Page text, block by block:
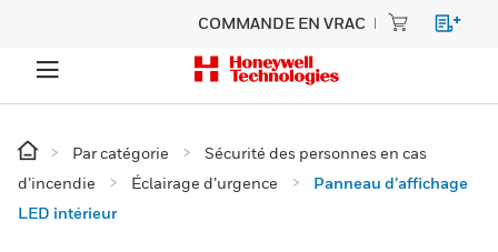
COMMANDE EN VRAC
Par catégorie
Sécurité des personnes en cas
d’incendie
Éclairage d’urgence
Panneau d’affichage
LED intérieur